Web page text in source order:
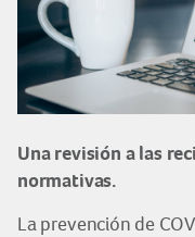
Una revisión a las
normativas.
La prevención de